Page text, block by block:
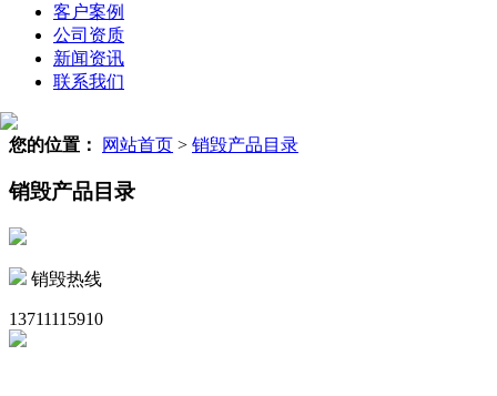
客户案例
公司资质
新闻资讯
联系我们
您的位置： 网站首页 > 销毁产品目录
销毁产品目录
销毁热线
13711115910